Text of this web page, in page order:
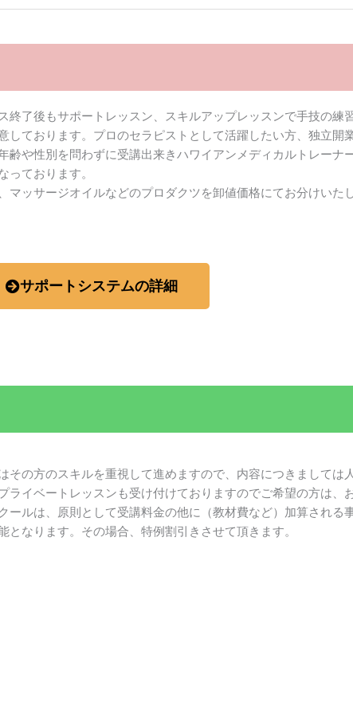
終了後もサポートレッスン、スキルアップレッスンで手技の練
しております。プロのセラピストとして活躍したい方、独立開
齢や性別を問わずに受講出来きハワイアンメディカルトレーナ
っております。
マッサージオイルなどのプロダクツを卸値価格にてお分けいたし
サポートシステムの詳細
その方のスキルを重視して進めますので、内容につきましては
ライベートレッスンも受け付けておりますのでご希望の方は、
ールは、原則として受講料金の他に（教材費など）加算される
となります。その場合、特例割引きさせて頂きます。